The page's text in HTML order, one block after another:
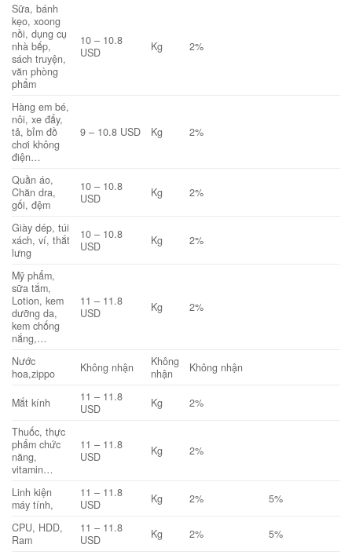
Sữa, bánh
kẹo, xoong
nồi, dụng cụ
nhà bếp,
sách truyện,
văn phòng
phẩm
10 – 10.8
USD
Kg 2%
Hàng em bé,
nôi, xe đẩy,
tả, bỉm đồ
chơi không
điện…
9 – 10.8 USD Kg 2%
Quần áo,
Chăn dra,
gối, đệm
10 – 10.8
USD
Kg 2%
Giày dép, túi
xách, ví, thắt
lưng
10 – 10.8
USD
Kg 2%
Mỹ phẩm,
sữa tắm,
Lotion, kem
dưỡng da,
kem chống
nắng,…
11 – 11.8
USD
Kg 2%
Nước
hoa,zippo
Không nhận
Không
nhận
Không nhận
Mắt kính
11 – 11.8
USD
Kg 2%
Thuốc, thực
phẩm chức
năng,
vitamin…
11 – 11.8
USD
Kg 2%
Linh kiện
máy tính,
11 – 11.8
USD
Kg 2% 5%
CPU, HDD,
Ram
11 – 11.8
USD
Kg 2% 5%